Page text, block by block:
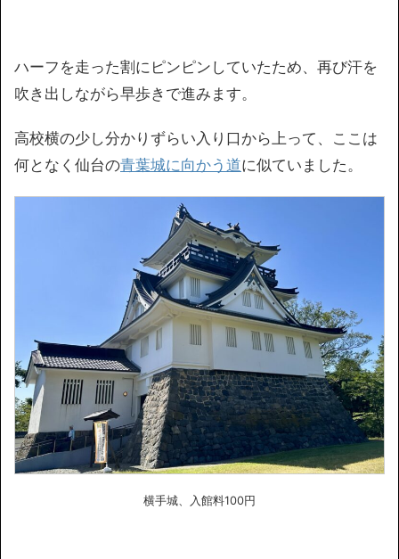
ハーフを走った割にピンピンしていたため、再び汗を
吹き出しながら早歩きで進みます。
高校横の少し分かりずらい入り口から上って、ここは
何となく仙台の青葉城に向かう道に似ていました。
横手城、入館料100円